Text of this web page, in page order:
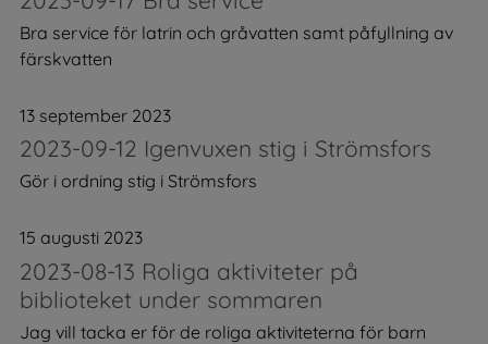
Bra service för latrin och gråvatten samt påfyllning av
färskvatten
13 september 2023
2023-09-12 Igenvuxen stig i Strömsfors
Gör i ordning stig i Strömsfors
15 augusti 2023
2023-08-13 Roliga aktiviteter på
biblioteket under sommaren
Jag vill tacka er för de roliga aktiviteterna för barn